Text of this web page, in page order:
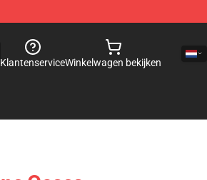
KlantenserviceWinkelwagen bekijken